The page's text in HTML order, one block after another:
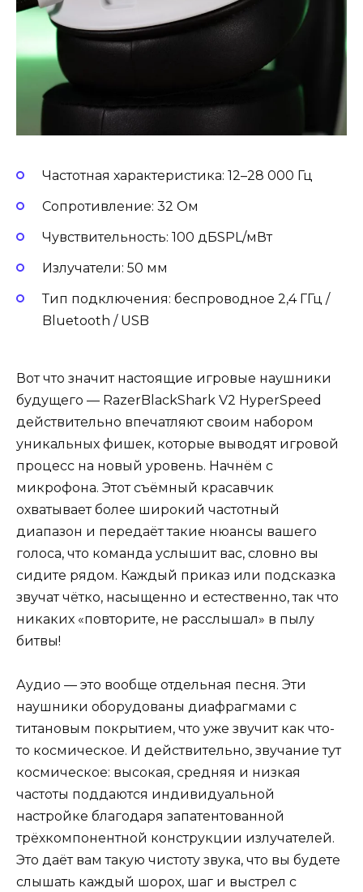
Частотная характеристика: 12–28 000 Гц
Сопротивление: 32 Ом
Чувствительность: 100 дБSPL/мВт
Излучатели: 50 мм
Тип подключения: беспроводное 2,4 ГГц /
Bluetooth / USB
Вот что значит настоящие игровые наушники
будущего — RazerBlackShark V2 HyperSpeed
действительно впечатляют своим набором
уникальных фишек, которые выводят игровой
процесс на новый уровень. Начнём с
микрофона. Этот съёмный красавчик
охватывает более широкий частотный
диапазон и передаёт такие нюансы вашего
голоса, что команда услышит вас, словно вы
сидите рядом. Каждый приказ или подсказка
звучат чётко, насыщенно и естественно, так что
никаких «повторите, не расслышал» в пылу
битвы!
Аудио — это вообще отдельная песня. Эти
наушники оборудованы диафрагмами с
титановым покрытием, что уже звучит как что-
то космическое. И действительно, звучание тут
космическое: высокая, средняя и низкая
частоты поддаются индивидуальной
настройке благодаря запатентованной
трёхкомпонентной конструкции излучателей.
Это даёт вам такую чистоту звука, что вы будете
слышать каждый шорох, шаг и выстрел с